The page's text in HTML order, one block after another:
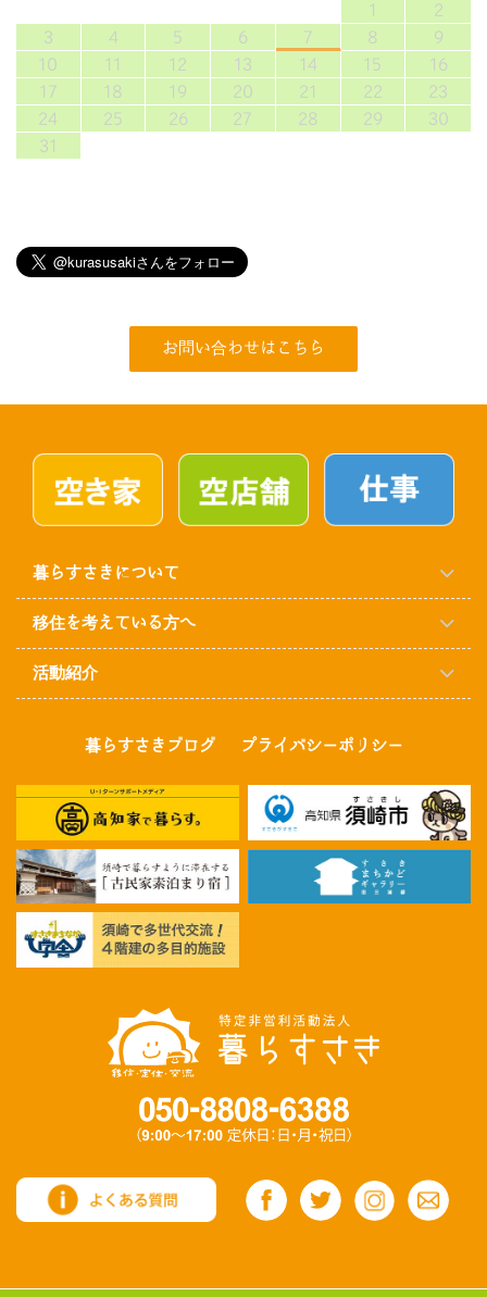
1
2
3
4 5 6 7 8
9
10
11 12 13 14 15
16
17
18 19 20 21 22
23
24
25 26 27 28 29
30
31
お問い合わせはこちら
暮らすさきについて
移住を考えている方へ
活動紹介
暮らすさきブログ プライバシーポリシー